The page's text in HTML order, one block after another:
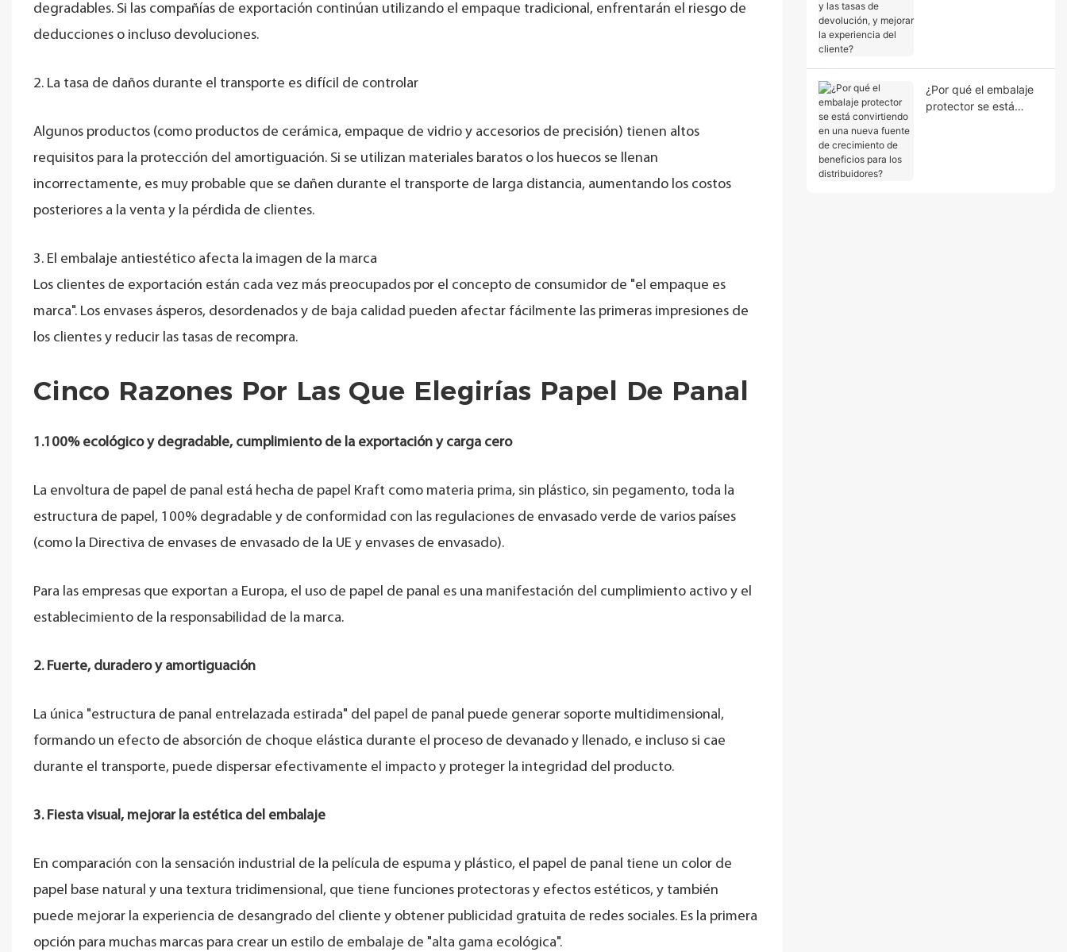
degradables. Si las compañías de exportación continúan utilizando el empaque tradicional, enfrentarán el riesgo de
deducciones o incluso devoluciones.
2. La tasa de daños durante el transporte es difícil de controlar
Algunos productos (como productos de cerámica, empaque de vidrio y accesorios de precisión) tienen altos
requisitos para la protección del amortiguación. Si se utilizan materiales baratos o los huecos se llenan
incorrectamente, es muy probable que se dañen durante el transporte de larga distancia, aumentando los costos
posteriores a la venta y la pérdida de clientes.
3. El embalaje antiestético afecta la imagen de la marca
Los clientes de exportación están cada vez más preocupados por el concepto de consumidor de "el empaque es
marca". Los envases ásperos, desordenados y de baja calidad pueden afectar fácilmente las primeras impresiones de
los clientes y reducir las tasas de recompra.
Cinco Razones Por Las Que Elegirías Papel De Panal
1.100% ecológico y degradable, cumplimiento de la exportación y carga cero
La envoltura de papel de panal está hecha de papel Kraft como materia prima, sin plástico, sin pegamento, toda la
estructura de papel, 100% degradable y de conformidad con las regulaciones de envasado verde de varios países
(como la Directiva de envases de envasado de la UE y envases de envasado).
Para las empresas que exportan a Europa, el uso de papel de panal es una manifestación del cumplimiento activo y el
establecimiento de la responsabilidad de la marca.
2. Fuerte, duradero y amortiguación
La única "estructura de panal entrelazada estirada" del papel de panal puede generar soporte multidimensional,
formando un efecto de absorción de choque elástica durante el proceso de devanado y llenado, e incluso si cae
durante el transporte, puede dispersar efectivamente el impacto y proteger la integridad del producto.
3. Fiesta visual, mejorar la estética del embalaje
En comparación con la sensación industrial de la película de espuma y plástico, el papel de panal tiene un color de
papel base natural y una textura tridimensional, que tiene funciones protectoras y efectos estéticos, y también
puede mejorar la experiencia de desangrado del cliente y obtener publicidad gratuita de redes sociales. Es la primera
opción para muchas marcas para crear un estilo de embalaje de "alta gama ecológica".
cliente?
¿Por qué el embalaje
protector se está